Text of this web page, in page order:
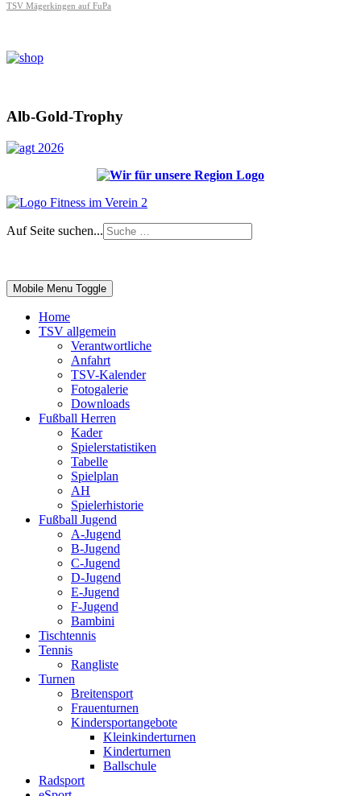
TSV Mägerkingen auf FuPa
Alb-Gold-Trophy
Auf Seite suchen...
Mobile Menu Toggle
Home
TSV allgemein
Verantwortliche
Anfahrt
TSV-Kalender
Fotogalerie
Downloads
Fußball Herren
Kader
Spielerstatistiken
Tabelle
Spielplan
AH
Spielerhistorie
Fußball Jugend
A-Jugend
B-Jugend
C-Jugend
D-Jugend
E-Jugend
F-Jugend
Bambini
Tischtennis
Tennis
Rangliste
Turnen
Breitensport
Frauenturnen
Kindersportangebote
Kleinkinderturnen
Kinderturnen
Ballschule
Radsport